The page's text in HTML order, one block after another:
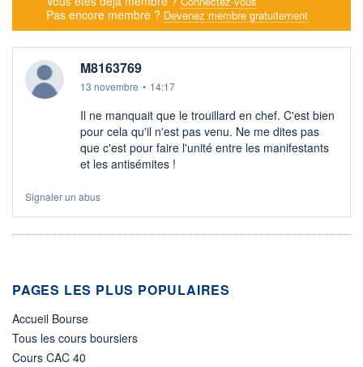
Pas encore membre ? Devenez membre gratuitement
M8163769
13 novembre • 14:17
Il ne manquait que le trouillard en chef. C'est bien
pour cela qu'il n'est pas venu. Ne me dites pas
que c'est pour faire l'unité entre les manifestants
et les antisémites !
Signaler un abus
PAGES LES PLUS POPULAIRES
Accueil Bourse
Tous les cours boursiers
Cours CAC 40